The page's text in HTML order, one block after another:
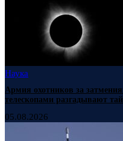
Наука
Армия охотников за
телескопами разгадывают
05.08.2026